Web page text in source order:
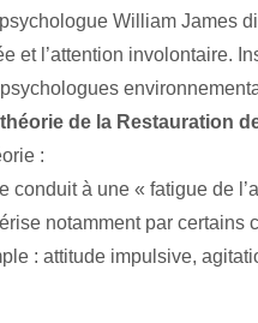
William James
et l’attention involontaire.
théorie de la Restauration
:
conduit à une « fatigue de
notamment par certains
: attitude impulsive,